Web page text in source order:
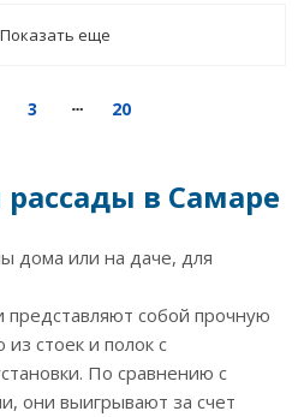
Показать еще
3 20
в Самаре
дома или на даче, для
представляют собой прочную
стоек и полок с
По сравнению с
они выигрывают за счет